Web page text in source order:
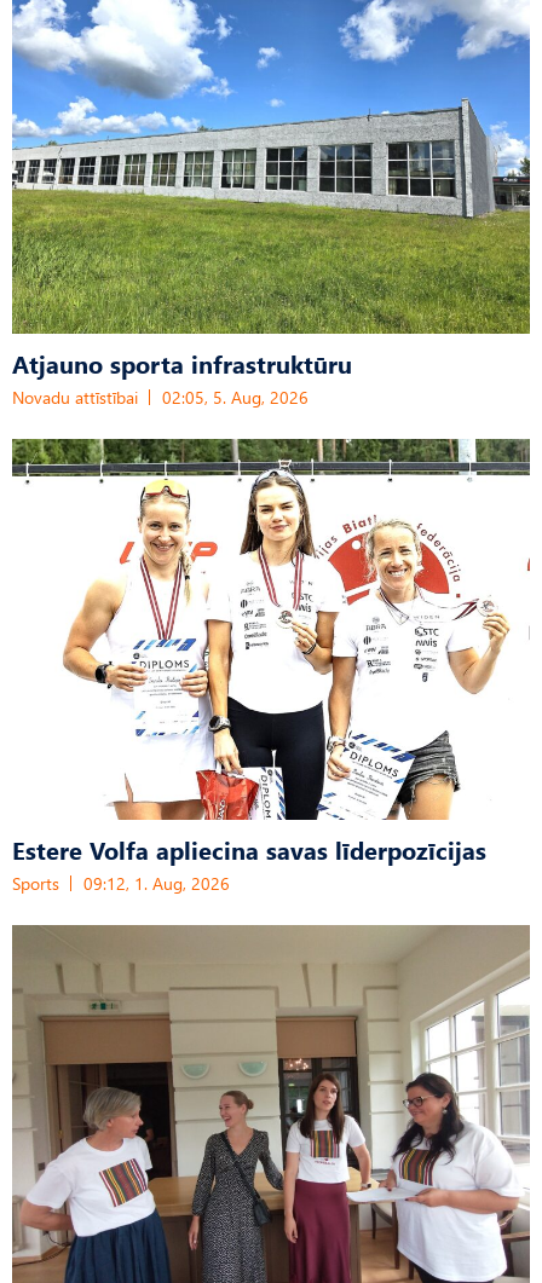
Atjauno sporta infrastruktūru
Novadu attīstībai 02:05, 5. Aug, 2026
Estere Volfa apliecina savas līderpozīcijas
Sports 09:12, 1. Aug, 2026